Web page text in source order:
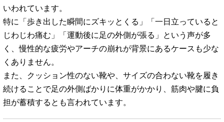
いわれています。
特に「歩き出した瞬間にズキッとくる」「一日立っていると
じわじわ痛む」「運動後に足の外側が張る」という声が多
く、慢性的な疲労やアーチの崩れが背景にあるケースも少な
くありません。
また、クッション性のない靴や、サイズの合わない靴を履き
続けることで足の外側ばかりに体重がかかり、筋肉や腱に負
担が蓄積するとも言われています。